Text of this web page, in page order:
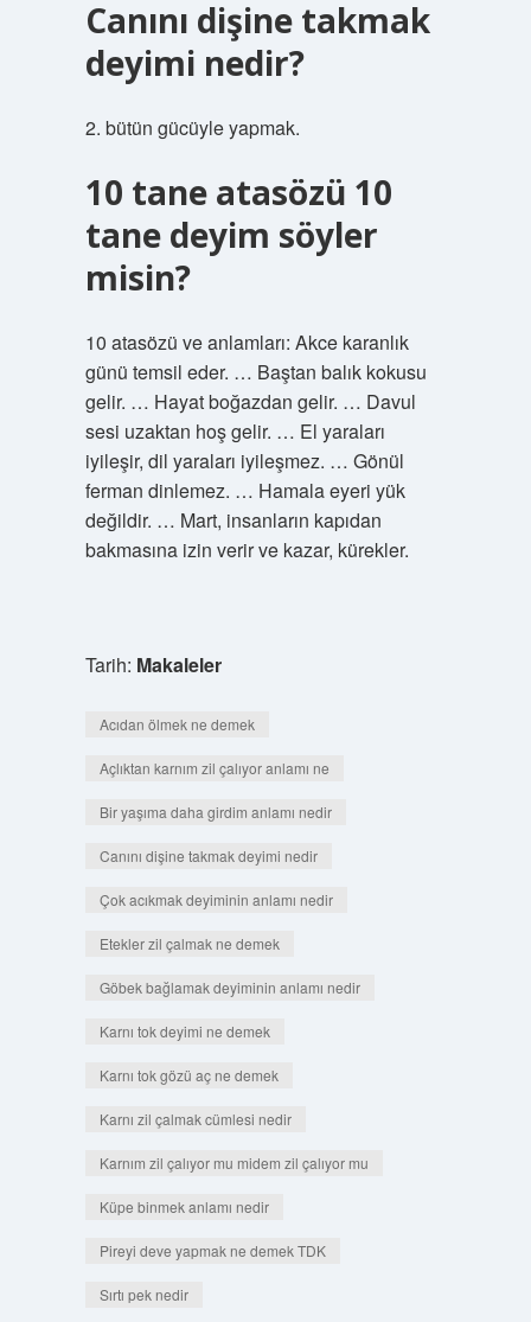
Canını dişine takmak
deyimi nedir?
2. bütün gücüyle yapmak.
10 tane atasözü 10
tane deyim söyler
misin?
10 atasözü ve anlamları: Akce karanlık
günü temsil eder. … Baştan balık kokusu
gelir. … Hayat boğazdan gelir. … Davul
sesi uzaktan hoş gelir. … El yaraları
iyileşir, dil yaraları iyileşmez. … Gönül
ferman dinlemez. … Hamala eyeri yük
değildir. … Mart, insanların kapıdan
bakmasına izin verir ve kazar, kürekler.
Tarih: Makaleler
Acıdan ölmek ne demek
Açlıktan karnım zil çalıyor anlamı ne
Bir yaşıma daha girdim anlamı nedir
Canını dişine takmak deyimi nedir
Çok acıkmak deyiminin anlamı nedir
Etekler zil çalmak ne demek
Göbek bağlamak deyiminin anlamı nedir
Karnı tok deyimi ne demek
Karnı tok gözü aç ne demek
Karnı zil çalmak cümlesi nedir
Karnım zil çalıyor mu midem zil çalıyor mu
Küpe binmek anlamı nedir
Pireyi deve yapmak ne demek TDK
Sırtı pek nedir